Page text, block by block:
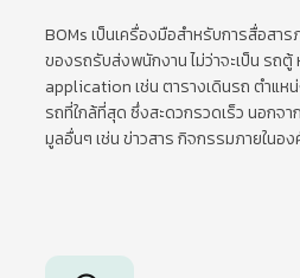
BOMs เป็นเครื่องมือสำหรับการสื่อสา
ของรถรับส่งพนักงาน ไม่ว่าจะเป็น รถ
application เช่น ตารางเดินรถ ตำแ
รถที่ใกล้ที่สุด ซึ่งสะดวกรวดเร็ว นอกจ
มูลอื่นๆ เช่น ข่าวสาร กิจกรรมภายในอ